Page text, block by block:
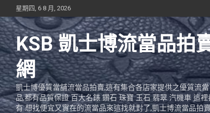
to
content
星期四, 6 8 月, 2026
KSB 凱士博流當品拍
網
凱士博優質當舖流當品拍賣,這有集合各店家提供之優質流當
品,都有品質保證 百大名錶 鑽石 珠寶 玉石 翡翠 汽機車 這裡
有 想找便宜又實在的流當品來這找就對了,凱士博流當品拍